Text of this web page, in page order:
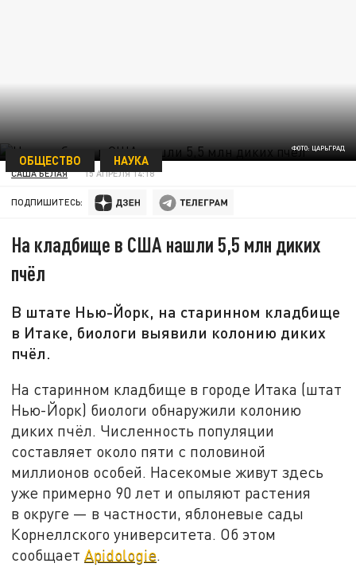
ФОТО: ЦАРЬГРАД
ОБЩЕСТВО НАУКА
САША БЕЛАЯ 15 АПРЕЛЯ 14:18
ПОДПИШИТЕСЬ:
На кладбище в США нашли 5,5 млн диких
пчёл
В штате Нью-Йорк, на старинном кладбище
в Итаке, биологи выявили колонию диких
пчёл.
На старинном кладбище в городе Итака (штат
Нью-Йорк) биологи обнаружили колонию
диких пчёл. Численность популяции
составляет около пяти с половиной
миллионов особей. Насекомые живут здесь
уже примерно 90 лет и опыляют растения
в округе — в частности, яблоневые сады
Корнеллского университета. Об этом
сообщаетApidologie.